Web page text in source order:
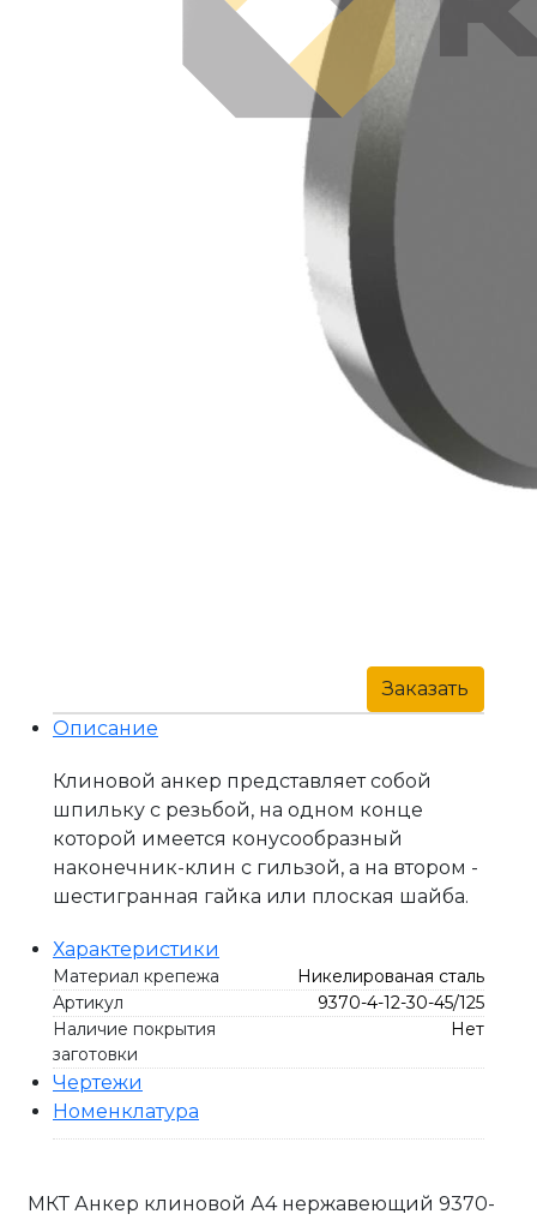
Заказать
Описание
Клиновой анкер представляет собой
шпильку с резьбой, на одном конце
которой имеется конусообразный
наконечник-клин с гильзой, а на втором -
шестигранная гайка или плоская шайба.
Характеристики
Материал крепежа
Никелированая сталь
Артикул
9370-4-12-30-45/125
Наличие покрытия
заготовки
Нет
Чертежи
Номенклатура
МКТ Анкер клиновой А4 нержавеющий 9370-